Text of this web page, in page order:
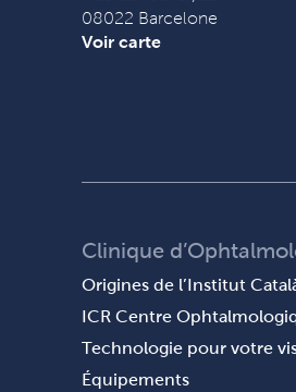
08022 Barcelone
Voir carte
Clinique
Origines de l’Institut
ICR Centre
Technologie pour votre
Équipements